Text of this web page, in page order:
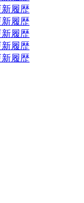
新履歴
新履歴
新履歴
新履歴
新履歴